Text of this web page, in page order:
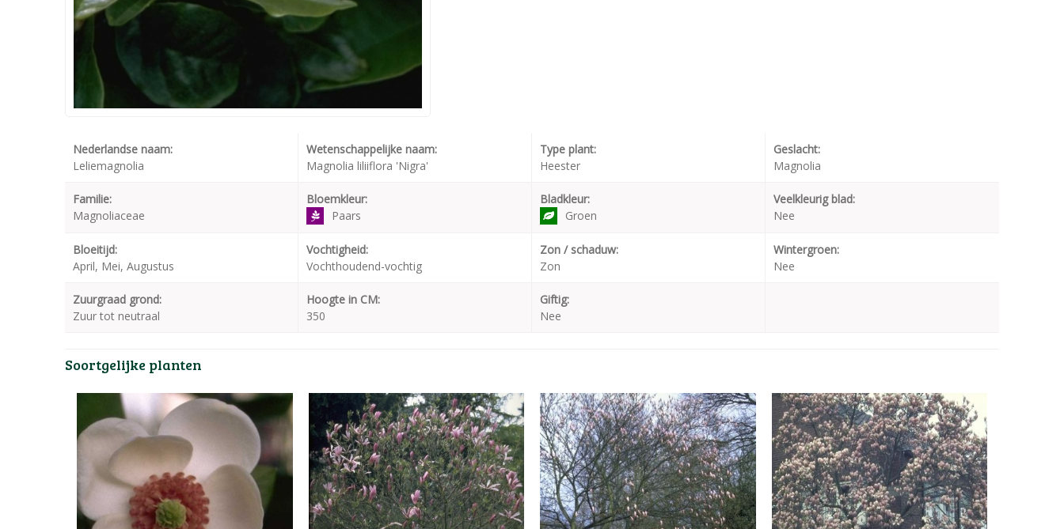
Nederlandse naam:
Leliemagnolia
Wetenschappelijke naam:
Magnolia liliiflora 'Nigra'
Type plant:
Heester
Geslacht:
Magnolia
Familie:
Magnoliaceae
Bloemkleur:
Paars
Bladkleur:
Groen
Veelkleurig blad:
Nee
Bloeitijd:
April, Mei, Augustus
Vochtigheid:
Vochthoudend-vochtig
Zon / schaduw:
Zon
Wintergroen:
Nee
Zuurgraad grond:
Zuur tot neutraal
Hoogte in CM:
350
Giftig:
Nee
Soortgelijke planten